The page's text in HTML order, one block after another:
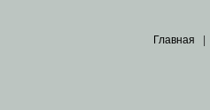
Главная |